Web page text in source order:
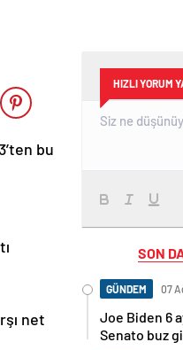
bu
net
HIZLI YORUM
SON
GÜNDEM 07
Joe Biden 6
Senato buz